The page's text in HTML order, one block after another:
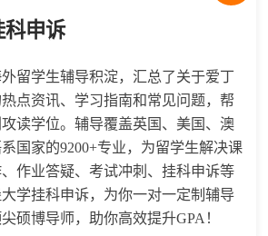
科申诉
留学生辅导积淀，汇总了关于爱丁
点资讯、学习指南和常见问题，帮
读学位。辅导覆盖英国、美国、澳
国家的9200+专业，为留学生解决课
作业答疑、考试冲刺、挂科申诉等
学挂科申诉，为你一对一定制辅导
硕博导师，助你高效提升GPA！